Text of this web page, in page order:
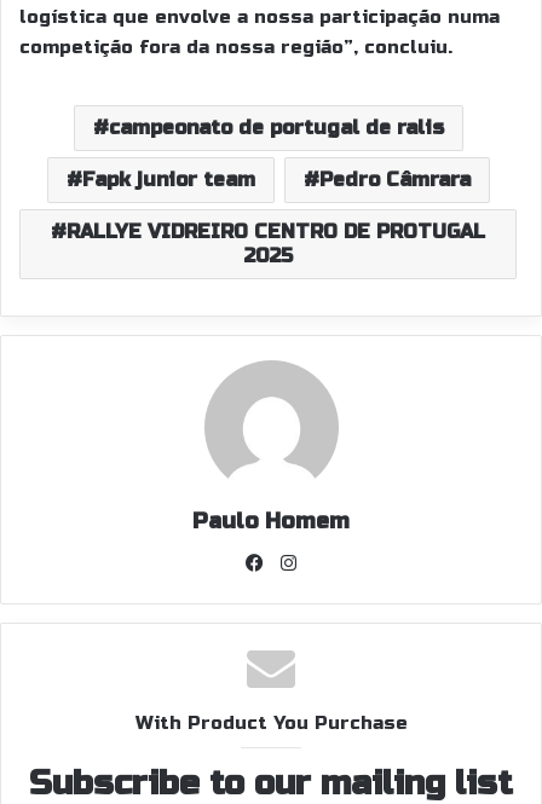
logística que envolve a nossa participação numa
competição fora da nossa região”, concluiu.
campeonato de portugal de ralis
Fapk junior team Pedro Câmrara
RALLYE VIDREIRO CENTRO DE PROTUGAL
2025
Paulo Homem
Facebook
With Product You Purchase
Subscribe to our mailing list